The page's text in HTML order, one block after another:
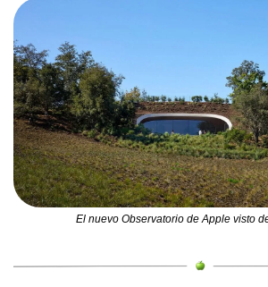
El nuevo Observatorio de Apple visto